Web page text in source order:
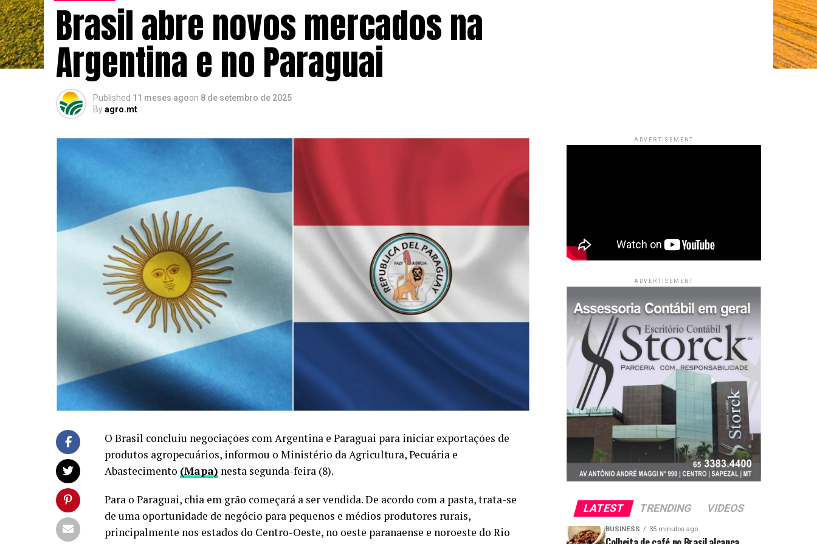
Brasil abre novos mercados na
Argentina e no Paraguai
Published 11 meses agoon 8 de setembro de 2025
Byagro.mt
O Brasil concluiu negociações com Argentina e Paraguai para iniciar exportações de
produtos agropecuários, informou o Ministério da Agricultura, Pecuária e
Abastecimento (Mapa) nesta segunda-feira (8).
Para o Paraguai, chia em grão começará a ser vendida. De acordo com a pasta, trata-se
de uma oportunidade de negócio para pequenos e médios produtores rurais,
principalmente nos estados do Centro-Oeste, no oeste paranaense e noroeste do Rio
ADVERTISEMENT
ADVERTISEMENT
LATEST TRENDING VIDEOS
BUSINESS 35 minutos ago